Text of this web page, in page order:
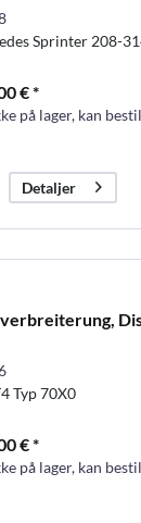
Sprinter 208-
€ *
på lager, kan
Detaljer
Typ 70X0
€ *
på lager, kan